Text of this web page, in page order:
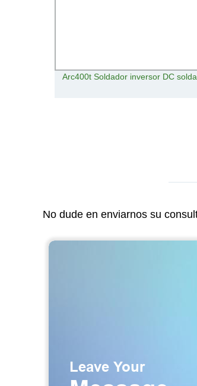
Arc400t Soldador inversor DC
No dude en enviarnos su